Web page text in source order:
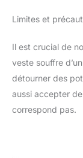
Limites et
Il est crucial de
veste souffre
détourner des
aussi accepter
correspond pas.